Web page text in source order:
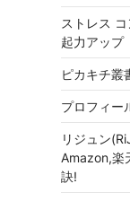
ストレス
起力アップ
ピカキチ叢
プロフィー
リジュン
Amazon,楽
訣!